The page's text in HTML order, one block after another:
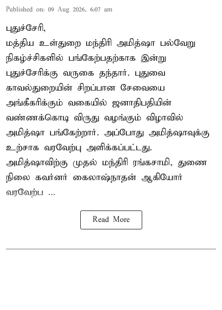
Published on: 09 Aug 2026, 6:07 am
புதுச்சேரி,
மத்திய உள்துறை மந்திரி அமித்ஷா பல்வேறு
நிகழ்ச்சிகளில் பங்கேற்பதற்காக இன்று
புதுச்சேரிக்கு வருகை தந்தார். புதுவை
காவல்துறையின் சிறப்பான சேவையை
அங்கீகரிக்கும் வகையில் ஜனாதிபதியின்
வண்ணக்கொடி விருது வழங்கும் விழாவில்
அமித்ஷா பங்கேற்றார். அப்போது அமித்ஷாவுக்கு
உற்சாக வரவேற்பு அளிக்கப்பட்டது.
அமித்ஷாவிற்கு முதல் மந்திரி ரங்கசாமி, துணை
நிலை கவர்னர் கைலாஷ்நாதன் ஆகியோர்
வரவேற்ப ...
Read More